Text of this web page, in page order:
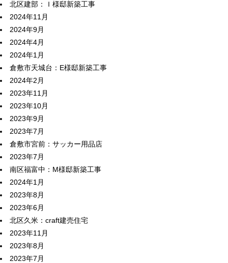
北区建部：Ｉ様邸新築工事
2024年11月
2024年9月
2024年4月
2024年1月
倉敷市天城台：E様邸新築工事
2024年2月
2023年11月
2023年10月
2023年9月
2023年7月
倉敷市宮前：サッカー用品店
2023年7月
南区福富中：M様邸新築工事
2024年1月
2023年8月
2023年6月
北区久米：craft建売住宅
2023年11月
2023年8月
2023年7月